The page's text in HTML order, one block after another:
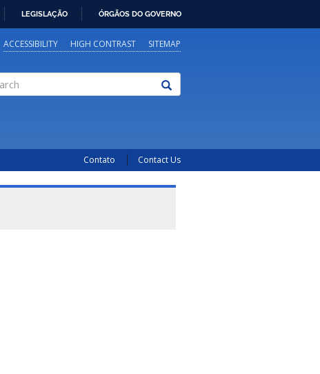
LEGISLAÇÃO ÓRGÃOS DO GOVERNO
ACCESSIBILITY HIGH CONTRAST SITEMAP
Contato Contact Us